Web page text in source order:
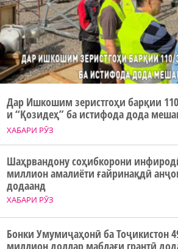
ХАБАРИ РӮЗ
Дар Ишкошим зеристгоҳи барқии
и “Қозидеҳ” ба истифода дода
ХАБАРИ РӮЗ
Шаҳрвандону соҳибкорони
миллион амалиёти ғайринақдӣ
додаанд
Бонки Умумиҷаҳонӣ ба Тоҷикистон
миллион доллар маблағи грантӣ